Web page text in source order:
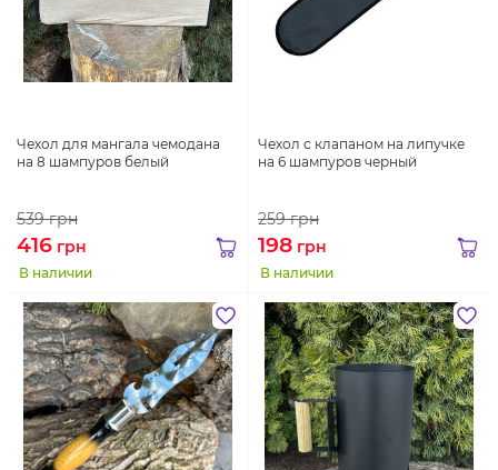
Чехол для мангала чемодана
на 8 шампуров белый
539грн
416 грн
В наличии
Чехол с клапаном на липучке
на 6 шампуров черный
259грн
198 грн
В наличии